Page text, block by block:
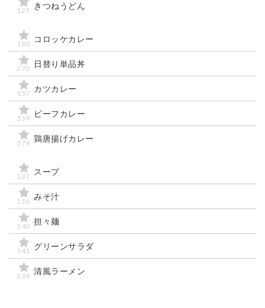
127 きつねうどん
180 コロッケカレー
270 日替り単品丼
157 カツカレー
139 ビーフカレー
179 鶏唐揚げカレー
137 スープ
116 みそ汁
140 担々麺
141 グリーンサラダ
234 清風ラーメン